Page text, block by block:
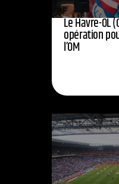
Le Havre-OL
opération
l’OM